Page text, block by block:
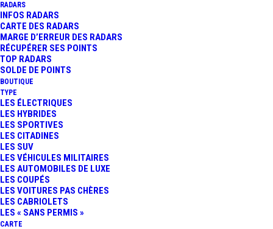
RADARS
INFOS RADARS
CARTE DES RADARS
MARGE D’ERREUR DES RADARS
RÉCUPÉRER SES POINTS
TOP RADARS
SOLDE DE POINTS
BOUTIQUE
TYPE
LES ÉLECTRIQUES
LES HYBRIDES
LES SPORTIVES
LES CITADINES
LES SUV
LES VÉHICULES MILITAIRES
LES AUTOMOBILES DE LUXE
LES COUPÉS
LES VOITURES PAS CHÈRES
LES CABRIOLETS
LES « SANS PERMIS »
CARTE
1 Minute